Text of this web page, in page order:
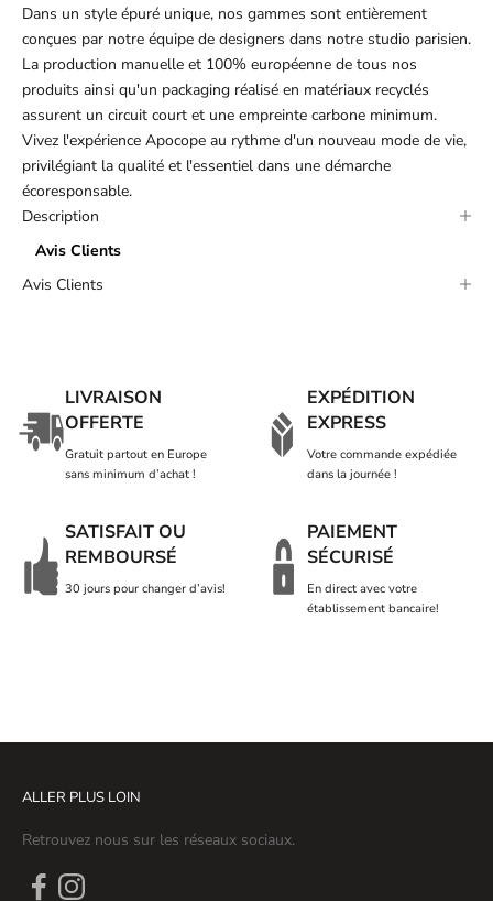
Dans un style épuré unique, nos gammes sont entièrement
conçues par notre équipe de designers dans notre studio parisien.
La production manuelle et 100% européenne de tous nos
produits ainsi qu'un packaging réalisé en matériaux recyclés
assurent un circuit court et une empreinte carbone minimum.
Vivez l'expérience Apocope au rythme d'un nouveau mode de vie,
privilégiant la qualité et l'essentiel dans une démarche
écoresponsable.
Description
Avis Clients
Avis Clients
LIVRAISON
OFFERTE
Gratuit partout en Europe
sans minimum d’achat !
EXPÉDITION
EXPRESS
Votre commande expédiée
dans la journée !
SATISFAIT OU
REMBOURSÉ
30 jours pour changer d’avis!
PAIEMENT
SÉCURISÉ
En direct avec votre
établissement bancaire!
ALLER PLUS LOIN
Retrouvez nous sur les réseaux sociaux.